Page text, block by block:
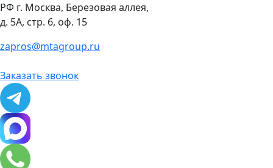
РФ г. Москва, Березовая аллея,
д. 5А, стр. 6, оф. 15
zapros@mtagroup.ru
Заказать звонок